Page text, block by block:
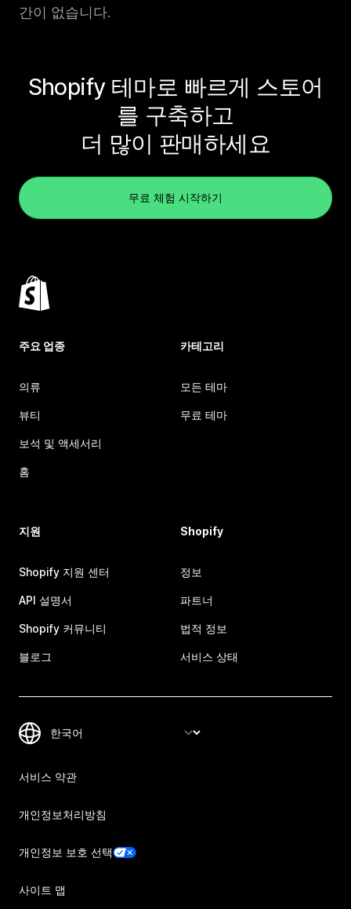
간이 없습니다.
Shopify 테마로 빠르게 스토어
를 구축하고
더 많이 판매하세요
무료 체험 시작하기
주요 업종
의류
뷰티
보석 및 액세서리
홈
카테고리
모든 테마
무료 테마
지원
Shopify 지원 센터
API 설명서
Shopify 커뮤니티
블로그
Shopify
정보
파트너
법적 정보
서비스 상태
서비스 약관
개인정보처리방침
개인정보 보호 선택
사이트 맵